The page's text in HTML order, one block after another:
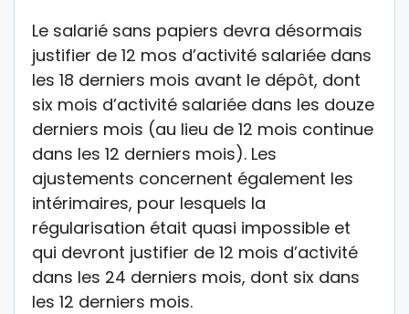
Le salarié sans papiers devra désormais
justifier de 12 mos d’activité salariée dans
les 18 derniers mois avant le dépôt, dont
six mois d’activité salariée dans les douze
derniers mois (au lieu de 12 mois continue
dans les 12 derniers mois). Les
ajustements concernent également les
intérimaires, pour lesquels la
régularisation était quasi impossible et
qui devront justifier de 12 mois d’activité
dans les 24 derniers mois, dont six dans
les 12 derniers mois.